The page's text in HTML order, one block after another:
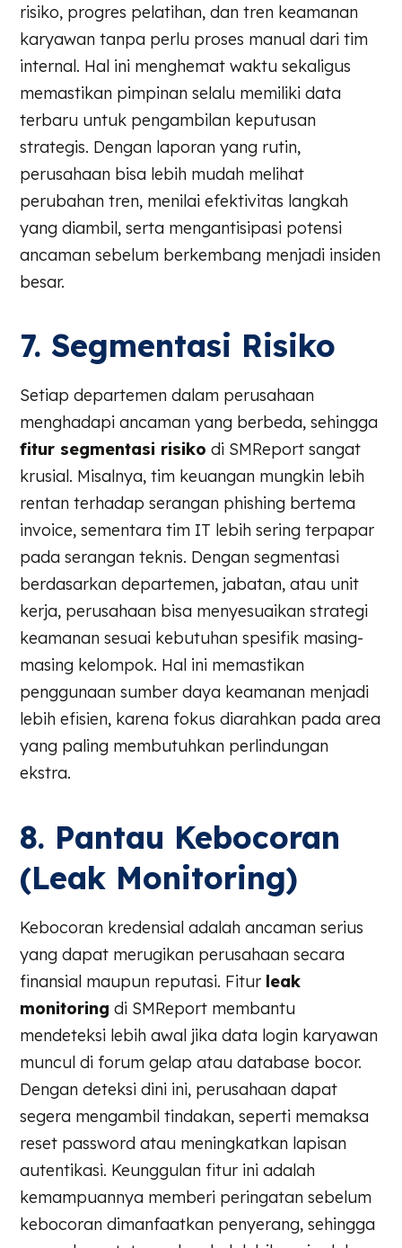
risiko, progres pelatihan, dan tren keamanan
karyawan tanpa perlu proses manual dari tim
internal. Hal ini menghemat waktu sekaligus
memastikan pimpinan selalu memiliki data
terbaru untuk pengambilan keputusan
strategis. Dengan laporan yang rutin,
perusahaan bisa lebih mudah melihat
perubahan tren, menilai efektivitas langkah
yang diambil, serta mengantisipasi potensi
ancaman sebelum berkembang menjadi insiden
besar.
7. Segmentasi Risiko
Setiap departemen dalam perusahaan
menghadapi ancaman yang berbeda, sehingga
fitur segmentasi risiko di SMReport sangat
krusial. Misalnya, tim keuangan mungkin lebih
rentan terhadap serangan phishing bertema
invoice, sementara tim IT lebih sering terpapar
pada serangan teknis. Dengan segmentasi
berdasarkan departemen, jabatan, atau unit
kerja, perusahaan bisa menyesuaikan strategi
keamanan sesuai kebutuhan spesifik masing-
masing kelompok. Hal ini memastikan
penggunaan sumber daya keamanan menjadi
lebih efisien, karena fokus diarahkan pada area
yang paling membutuhkan perlindungan
ekstra.
8. Pantau Kebocoran
(Leak Monitoring)
Kebocoran kredensial adalah ancaman serius
yang dapat merugikan perusahaan secara
finansial maupun reputasi. Fitur leak
monitoring di SMReport membantu
mendeteksi lebih awal jika data login karyawan
muncul di forum gelap atau database bocor.
Dengan deteksi dini ini, perusahaan dapat
segera mengambil tindakan, seperti memaksa
reset password atau meningkatkan lapisan
autentikasi. Keunggulan fitur ini adalah
kemampuannya memberi peringatan sebelum
kebocoran dimanfaatkan penyerang, sehingga